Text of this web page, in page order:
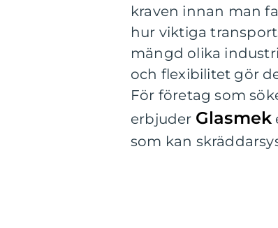
kraven innan man
hur viktiga
mängd olika
och flexibilitet gör
För företag som
erbjuder Glasmek
som kan